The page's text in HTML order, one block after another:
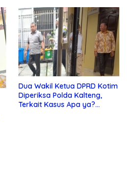
Dua Wakil Ketua DPRD Kotim
Diperiksa Polda Kalteng,
Terkait Kasus Apa ya?…